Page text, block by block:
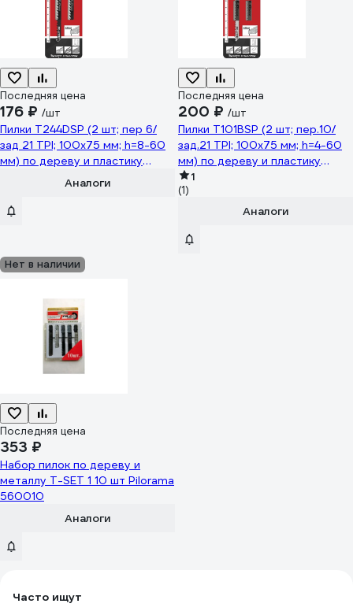
Последняя цена
176 ₽ /шт
Пилки T244DSP (2 шт; пер 6/
зад 21 TPI; 100x75 мм; h=8-60
мм) по дереву и пластику
Pilorama 552441Аналоги
Последняя цена
200 ₽ /шт
Пилки T101BSP (2 шт; пер.10/
зад.21 TPI; 100x75 мм; h=4-60
мм) по дереву и пластику
Pilorama 551015
1
(1)
Аналоги
Нет в наличии
Последняя цена
353 ₽
Набор пилок по дереву и
металлу T-SET 1 10 шт Pilorama
560010
Аналоги
Часто ищут